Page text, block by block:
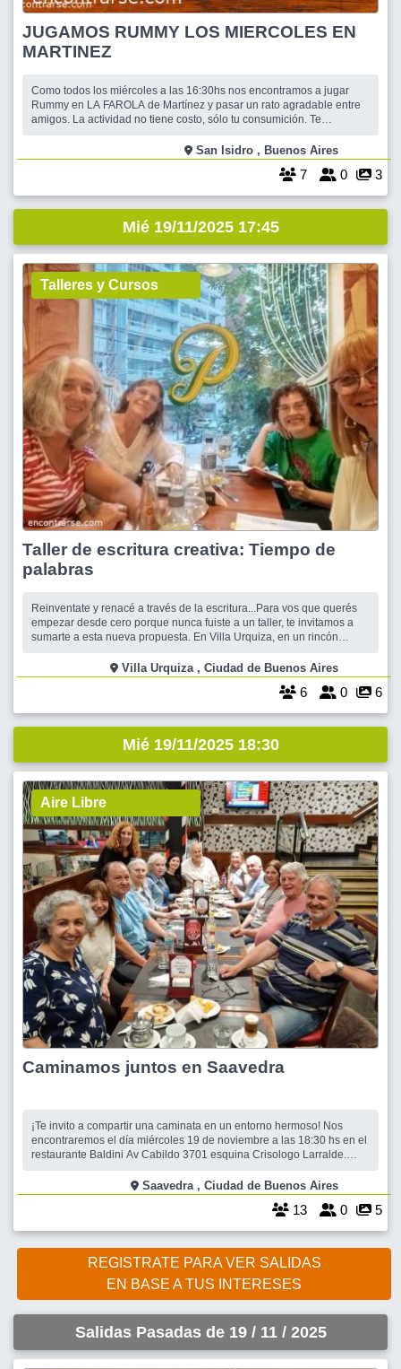
JUGAMOS RUMMY LOS MIERCOLES EN
MARTINEZ
Como todos los miércoles a las 16:30hs nos encontramos a jugar
Rummy en LA FAROLA de Martínez y pasar un rato agradable entre
amigos. La actividad no tiene costo, sólo tu consumición. Te
San Isidro , Buenos Aires
7 0 3
Mié 19/11/2025 17:45
Talleres y Cursos
Taller de escritura creativa: Tiempo de
palabras
Reinventate y renacé a través de la escritura...Para vos que querés
empezar desde cero porque nunca fuiste a un taller, te invitamos a
sumarte a esta nueva propuesta. En Villa Urquiza, en un rincón
palabras todo lo que hace mucho querés contar o contarte... La cita
es a las 17
Villa Urquiza , Ciudad de Buenos Aires
6 0 6
Mié 19/11/2025 18:30
Aire Libre
Caminamos juntos en Saavedra
¡Te invito a compartir una caminata en un entorno hermoso! Nos
encontraremos el día miércoles 19 de noviembre a las 18:30 hs en el
restaurante Baldini Av Cabildo 3701 esquina Crisologo Larralde.
vez que lleg
Saavedra , Ciudad de Buenos Aires
13 0 5
REGISTRATE PARA VER SALIDAS
EN BASE A TUS INTERESES
Salidas Pasadas de 19 / 11 / 2025